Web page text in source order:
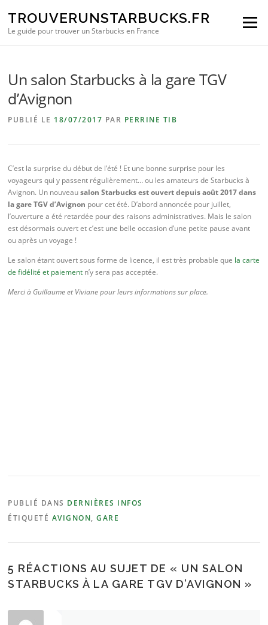
TROUVERUNSTARBUCKS.FR
Le guide pour trouver un Starbucks en France
Menu
Un salon Starbucks à la gare TGV
d’Avignon
PUBLIÉ LE 18/07/2017 PAR PERRINE TIB
C’est la surprise du début de l’été ! Et une bonne surprise pour les
voyageurs qui y passent régulièrement… ou les amateurs de Starbucks à
Avignon. Un nouveausalon Starbucks est ouvert depuis août 2017 dans
la gare TGV d’Avignon pour cet été. D’abord annoncée pour juillet,
l’ouverture a été retardée pour des raisons administratives. Mais le salon
est désormais ouvert et c’est une belle occasion d’une petite pause avant
ou après un voyage !
Le salon étant ouvert sous forme de licence, il est très probable que la carte
de fidélité et paiement n’y sera pas acceptée.
Merci à Guillaume et Viviane pour leurs informations sur place.
PUBLIÉ DANS DERNIÈRES INFOS
ÉTIQUETÉ AVIGNON,GARE
5 RÉACTIONS AU SUJET DE « UN SALON
STARBUCKS À LA GARE TGV D’AVIGNON »